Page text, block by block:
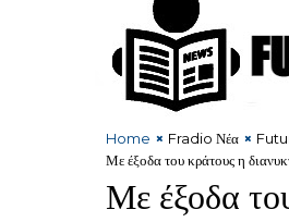
Home Fradio Νέα
Με έξοδα του κράτους η
Με έξοδα